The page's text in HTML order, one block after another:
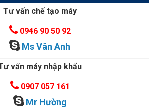
Tư vấn chế tạo máy
0946 90 50 92
Ms Vân Anh
vấn máy nhập khẩu
0907 057 161
Mr Hường